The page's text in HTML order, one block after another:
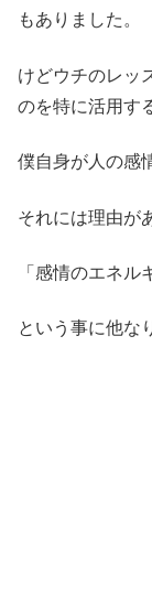
もありました。
けどウチのレッ
のを特に活用す
僕自身が人の感
それには理由が
「感情のエネル
という事に他な